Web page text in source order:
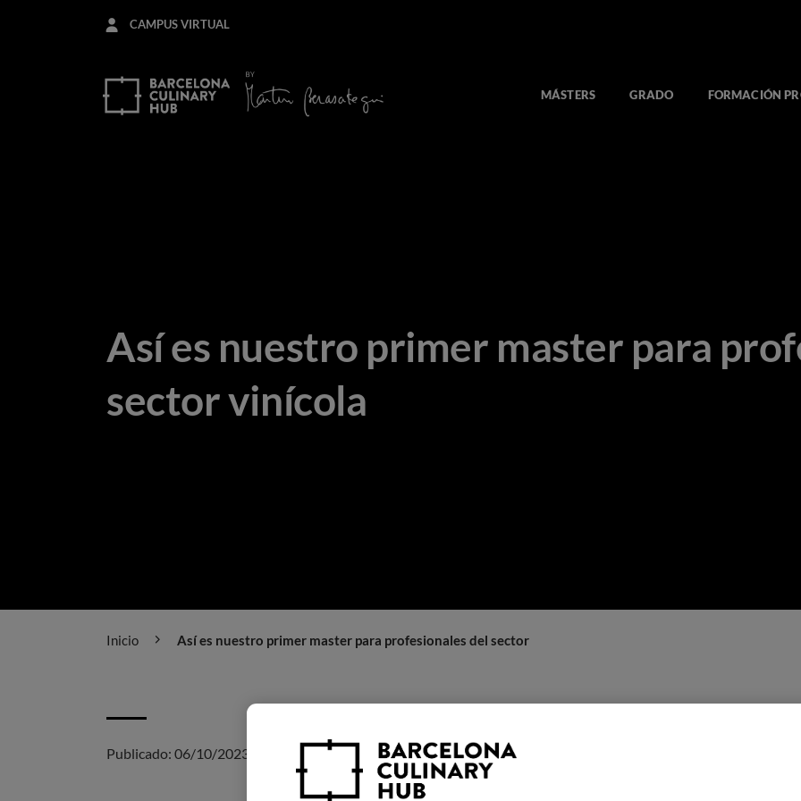
CAMPUS VIRTUAL
MÁSTERS GRADO FORMACIÓN
Así es nuestro primer master para
sector vinícola
Inicio Así es nuestro primer master para profesionales del sector vinícola
Publicado: 06/10/2023 Actualizado:27/06/2024